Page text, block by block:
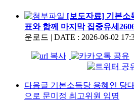
[보도자료] 기본소
표와 함께 마지막 집중유세
운로드 | DATE : 2026-06-02
다음글 기본소득당 용혜인 당
으로 문미정 최고위원 임명